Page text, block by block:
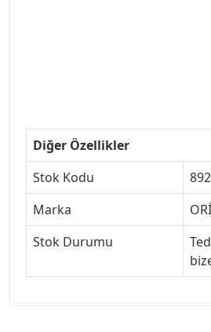
Diğer Özellikler
Stok Kodu
Marka
Stok Durumu